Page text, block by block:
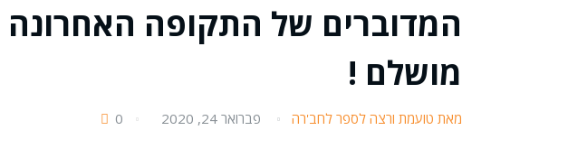
המדוברים של התקופה האחרונה
מושלם !
מאת טועמת ורצה לספר לחב'רה פברואר 24, 2020 0